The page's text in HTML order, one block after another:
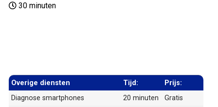
30 minuten
Overige diensten Tijd:
Prijs:
Diagnose smartphones
20 minuten
Gratis